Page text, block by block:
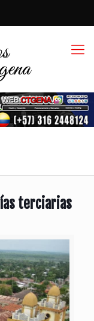
terciarias